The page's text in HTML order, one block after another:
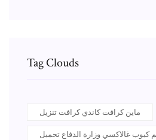
Tag Clouds
ماين كرافت كاندي كرافت تنزيل
كيوب غالاكسي وزارة الدفاع تحميل